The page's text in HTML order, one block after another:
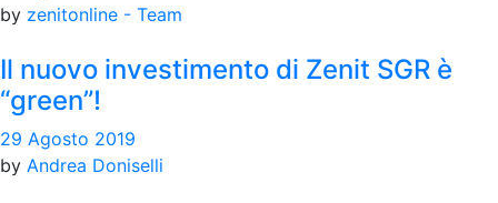
by zenitonline - Team
Il nuovo investimento di Zenit SGR è
“green”!
29 Agosto 2019
by Andrea Doniselli